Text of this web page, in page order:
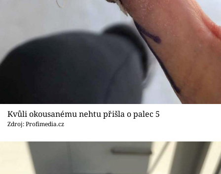
Kvůli okousanému nehtu přišla o palec 5
Zdroj: Profimedia.cz